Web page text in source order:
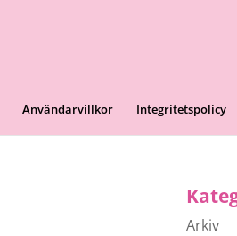
Användarvillkor Integritetspolicy
Arkiv